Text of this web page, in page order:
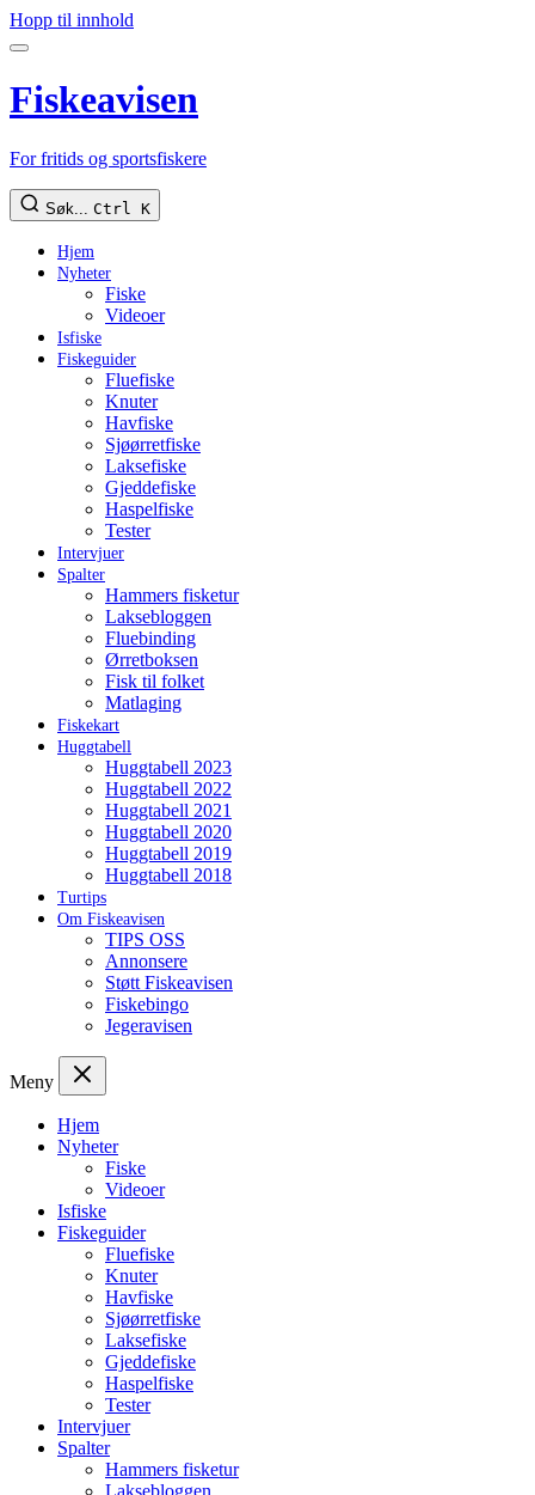
Hopp til innhold
Fiskeavisen
For fritids og sportsfiskere
Søk... Ctrl K
Hjem
Nyheter
Fiske
Videoer
Isfiske
Fiskeguider
Fluefiske
Knuter
Havfiske
Sjøørretfiske
Laksefiske
Gjeddefiske
Haspelfiske
Tester
Intervjuer
Spalter
Hammers fisketur
Laksebloggen
Fluebinding
Ørretboksen
Fisk til folket
Matlaging
Fiskekart
Huggtabell
Huggtabell 2023
Huggtabell 2022
Huggtabell 2021
Huggtabell 2020
Huggtabell 2019
Huggtabell 2018
Turtips
Om Fiskeavisen
TIPS OSS
Annonsere
Støtt Fiskeavisen
Fiskebingo
Jegeravisen
Meny
Hjem
Nyheter
Fiske
Videoer
Isfiske
Fiskeguider
Fluefiske
Knuter
Havfiske
Sjøørretfiske
Laksefiske
Gjeddefiske
Haspelfiske
Tester
Intervjuer
Spalter
Hammers fisketur
Laksebloggen